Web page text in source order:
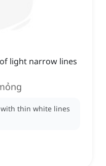
light narrow lines
thin white lines